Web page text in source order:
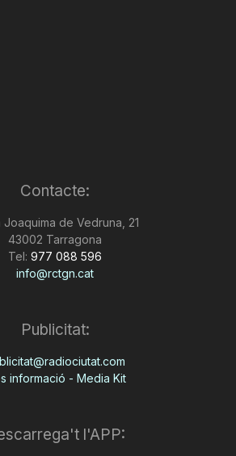
Contacte:
Joaquima de Vedruna, 21
43002 Tarragona
Tel: 977 088 596
info@rctgn.cat
Publicitat:
informació - Media Kit
l'APP: